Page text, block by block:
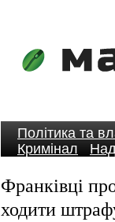
Політика та
Кримінал
Франківці
ходити